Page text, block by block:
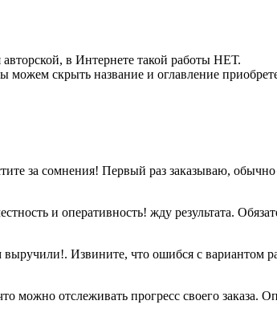
авторской, в Интернете такой работы НЕТ.
скрыть название и оглавление
за сомнения! Первый раз заказываю,
и оперативность! жду результата.
Извините, что ошибся с вариантом
можно отслеживать прогресс своего заказа.